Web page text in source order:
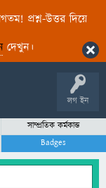
প্রশ্ন-উত্তর দিয়ে
দেখুন।
লগ ইন
সাম্প্রতিক কর্মকান্ড
Badges